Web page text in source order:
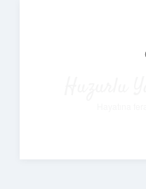
Huzurlu